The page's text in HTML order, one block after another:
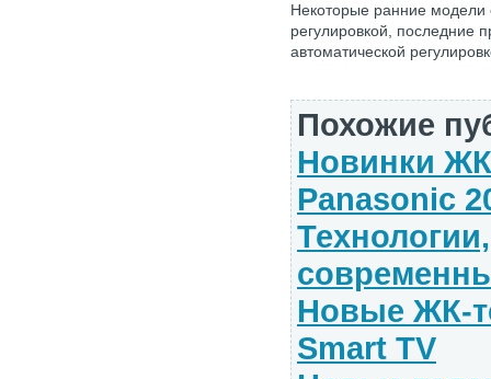
Некоторые ранние модели
регулировкой, последние
автоматической
Похожие
Новинки
Panasonic
Новые ЖК-
Smart TV